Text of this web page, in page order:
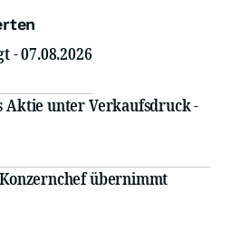
- 07.08.2026
Aktie unter Verkaufsdruck -
übernimmt